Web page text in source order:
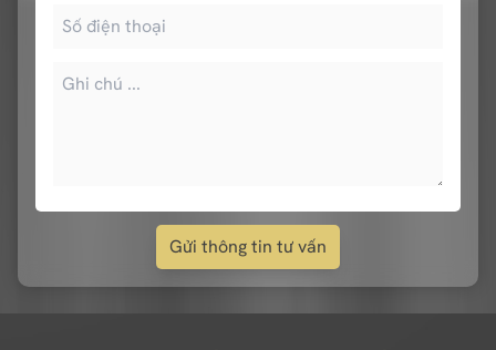
Gửi thông tin tư vấn